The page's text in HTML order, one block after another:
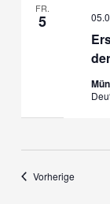
FR.
5
Vorherige